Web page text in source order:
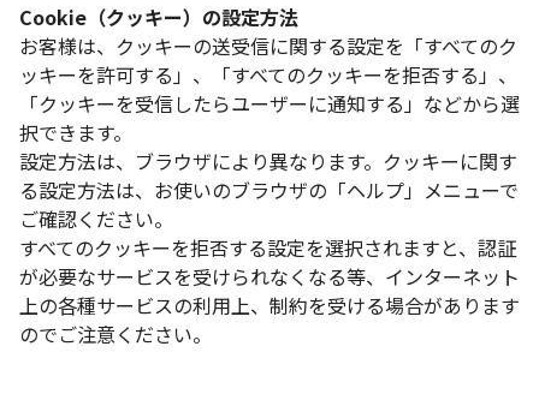
Cookie（クッキー）の設定方法
お客様は、クッキーの送受信に関する設定を「すべてのク
ッキーを許可する」、「すべてのクッキーを拒否する」、
「クッキーを受信したらユーザーに通知する」などから選
択できます。
設定方法は、ブラウザにより異なります。クッキーに関す
る設定方法は、お使いのブラウザの「ヘルプ」メニューで
ご確認ください。
すべてのクッキーを拒否する設定を選択されますと、認証
が必要なサービスを受けられなくなる等、インターネット
上の各種サービスの利用上、制約を受ける場合があります
のでご注意ください。